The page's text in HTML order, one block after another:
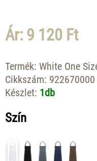
Ár: 9 120 Ft
Termék: White One
Cikkszám: 922670000
Készlet: 1db
Szín